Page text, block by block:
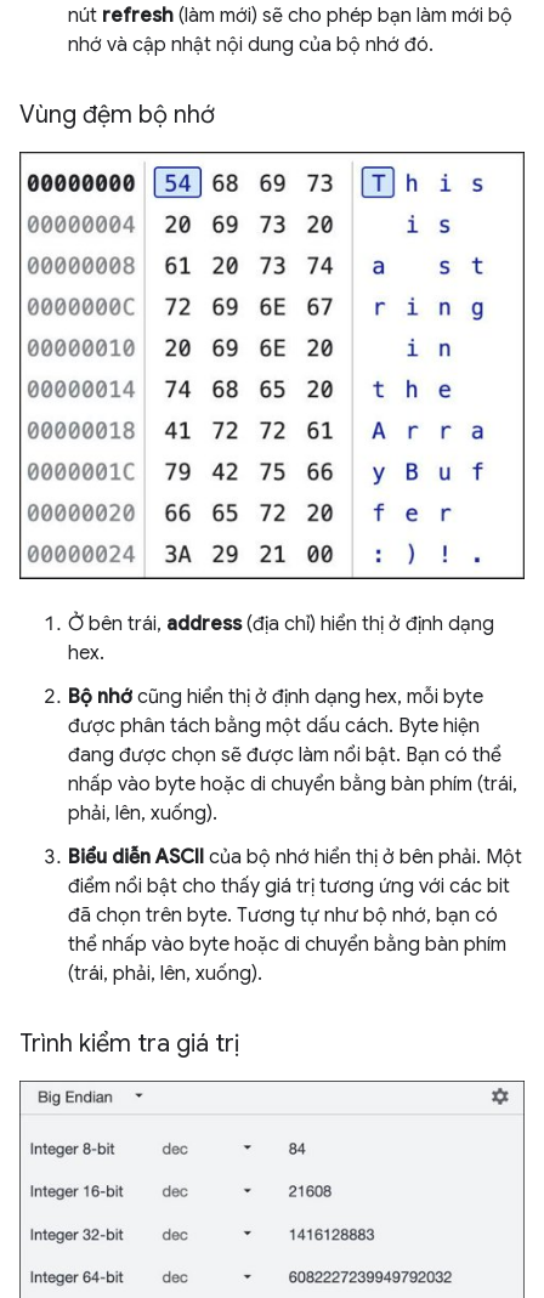
nút refresh (làm mới) sẽ cho phép bạn làm mới bộ
nhớ và cập nhật nội dung của bộ nhớ đó.
Vùng đệm bộ nhớ
Ở bên trái, address(địa chỉ) hiển thị ở định dạng
hex.
Bộ nhớ cũng hiển thị ở định dạng hex, mỗi byte
được phân tách bằng một dấu cách. Byte hiện
đang được chọn sẽ được làm nổi bật. Bạn có thể
nhấp vào byte hoặc di chuyển bằng bàn phím (trái,
phải, lên, xuống).
Biểu diễn ASCII của bộ nhớ hiển thị ở bên phải. Một
điểm nổi bật cho thấy giá trị tương ứng với các bit
đã chọn trên byte. Tương tự như bộ nhớ, bạn có
thể nhấp vào byte hoặc di chuyển bằng bàn phím
(trái, phải, lên, xuống).
Trình kiểm tra giá trị